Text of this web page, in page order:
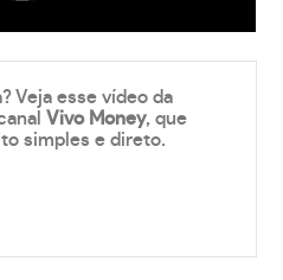
Veja esse vídeo da
Vivo Money, que
simples e direto.